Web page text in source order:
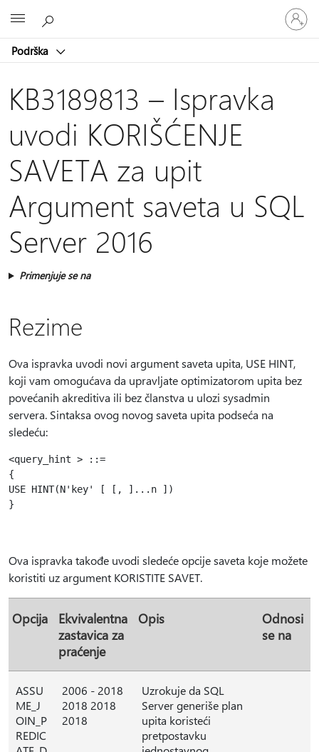
Podrška
Prijavite
se
na
KB3189813 – Ispravka
uvodi KORIŠĆENJE
SAVETA za upit
Argument saveta u SQL
Server 2016
Primenjuje se na
Rezime
Ova ispravka uvodi novi argument saveta upita, USE HINT,
koji vam omogućava da upravljate optimizatorom upita bez
povećanih akreditiva ili bez članstva u ulozi sysadmin
servera. Sintaksa ovog novog saveta upita podseća na
sledeću:
<query_hint > ::=
{
USE HINT(N'key' [ [, ]...n ])
Ova ispravka takođe uvodi sledeće opcije saveta koje možete
koristiti uz argument KORISTITE SAVET.
Opcija
Ekvivalentna
zastavica za
praćenje
Opis
Odnosi
se na
ASSU
ME_J
OIN_P
REDIC
2006 - 2018
2018 2018
2018
Uzrokuje da SQL
Server generiše plan
upita koristeći
pretpostavku